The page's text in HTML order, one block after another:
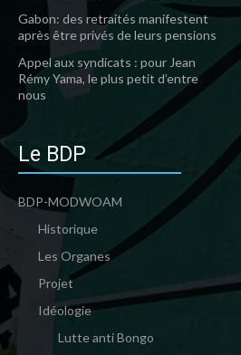
Gabon: des retraités manifestent
après être privés de leurs pensions
Appel aux syndicats : pour Jean
Rémy Yama, le plus petit d’entre
nous
Le BDP
BDP-MODWOAM
Historique
Les Organes
Projet
Idéologie
Lutte anti Bongo